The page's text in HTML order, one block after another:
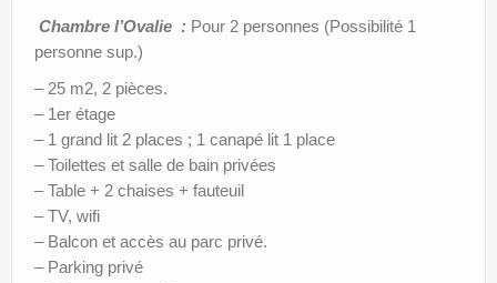
Chambre l’Ovalie : Pour 2 personnes (Possibilité 1
personne sup.)
– 25 m2, 2 pièces.
– 1er étage
– 1 grand lit 2 places ; 1 canapé lit 1 place
– Toilettes et salle de bain privées
– Table + 2 chaises + fauteuil
– TV, wifi
– Balcon et accès au parc privé.
– Parking privé